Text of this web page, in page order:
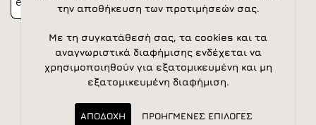
την αποθήκευση των προτιμήσεών σας.
Με τη συγκατάθεσή σας, τα cookies και τα
αναγνωριστικά διαφήμισης ενδέχεται να
χρησιμοποιηθούν για εξατομικευμένη και μη
εξατομικευμένη διαφήμιση.
ΑΠΟΔΟΧΗ ΠΡΟΗΓΜΕΝΕΣ ΕΠΙΛΟΓΕΣ